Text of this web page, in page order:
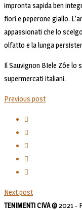
impronta sapida ben
fiori e peperone giallo.
appassionati che lo
olfatto e la lunga
Il Sauvignon BIele Zôe lo
supermercati italiani.
Previous post
Next post
TENIMENTI CIVA ©2021 -